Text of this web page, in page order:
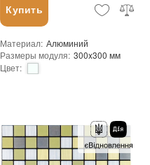
Купить
Материал: Алюминий
Размеры модуля: 300x300 мм
Цвет:
Основа: Самоклейка
Назначение:
В интерьере, Для бани, Для бассейна, Для ванной комнаты и туалета, Для гостинной, Для душевой, Для кухни, Для спальни, Для фартука
Вес модуля: 0.2 кг